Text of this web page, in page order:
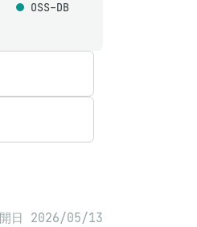
OSS-DB
日 2026/05/13